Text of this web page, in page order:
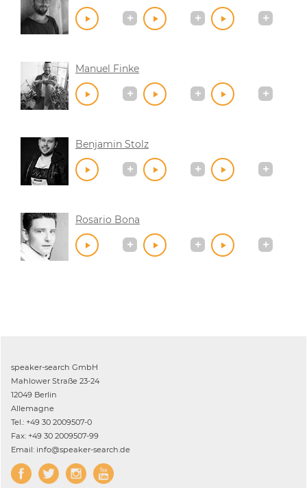
Manuel Finke
Benjamin Stolz
Rosario Bona
speaker-search GmbH
Mahlower Straße 23-24
12049 Berlin
Allemagne
Tel.: +49 30 2009507-0
Fax: +49 30 2009507-99
Email: info@speaker-search.de